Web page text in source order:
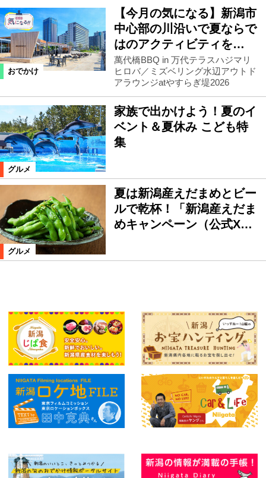
おでかけ
【今月の気になる】新潟市
中心部の川沿いで夏ならで
はのアクティビティを…
萬代橋BBQ in 万代テラスハジマリ
ヒロバ／ミズベリング水辺アウトド
アラウンジatやすらぎ堤2026
グルメ
家族で出かけよう！夏のイ
ベント＆夏休み こども特
集
グルメ
夏は新潟産えだまめとビー
ルで乾杯！「新潟産えだま
めキャンペーン（公式X…